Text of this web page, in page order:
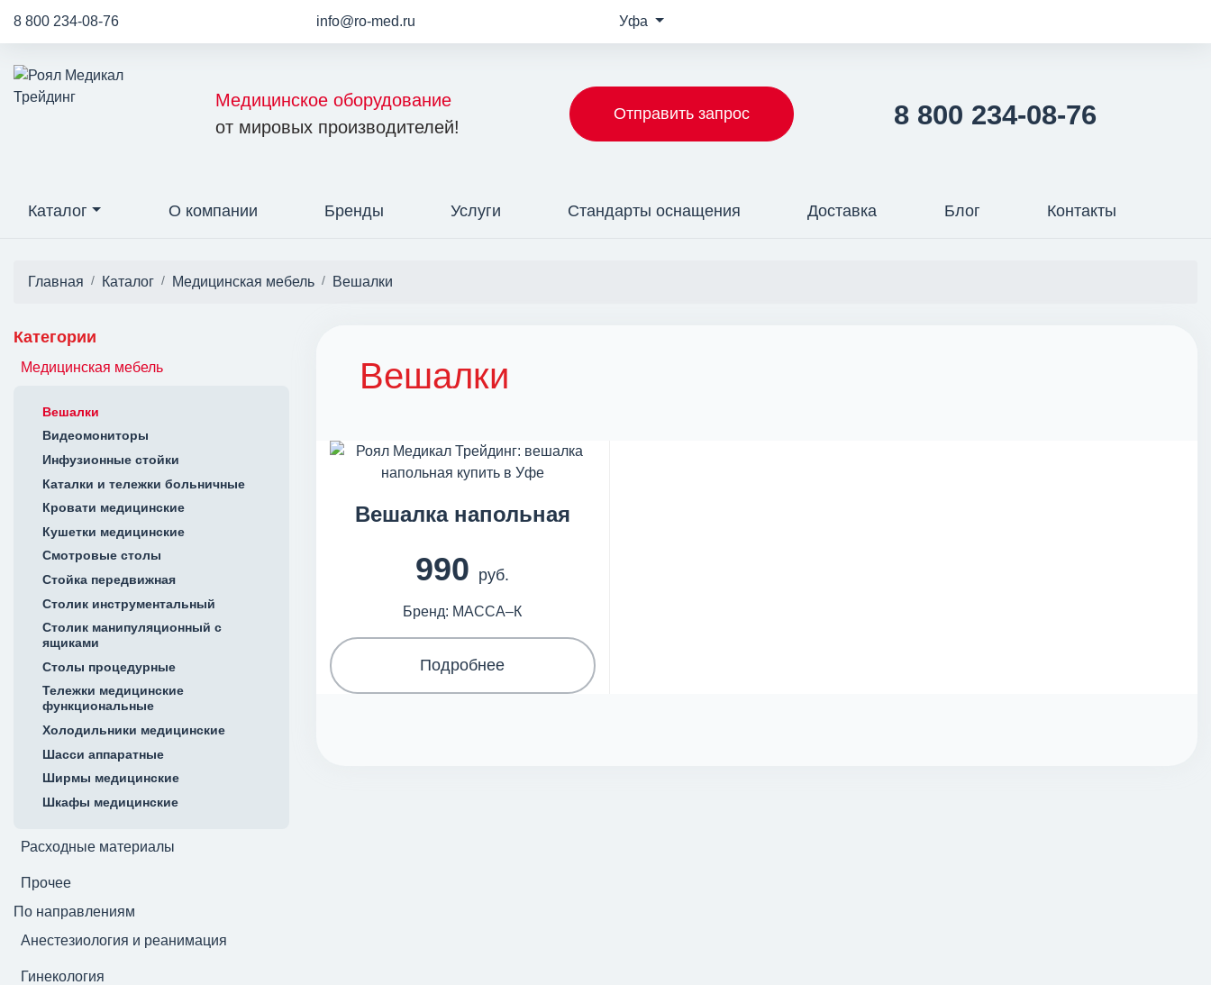
8 800 234-08-76 info@ro-med.ru Уфа
Медицинское оборудование
от мировых производителей!
Отправить запрос 8 800 234-08-76
Каталог О компании Бренды Услуги Стандарты оснащения Доставка Блог Контакты
Главная Каталог Медицинская мебель Вешалки
Категории
Медицинская мебель
Вешалки
Видеомониторы
Инфузионные стойки
Каталки и тележки больничные
Кровати медицинские
Кушетки медицинские
Смотровые столы
Стойка передвижная
Столик инструментальный
Столик манипуляционный с
ящиками
Столы процедурные
Тележки медицинские
функциональные
Холодильники медицинские
Шасси аппаратные
Ширмы медицинские
Шкафы медицинские
Расходные материалы
Прочее
По направлениям
Анестезиология и реанимация
Гинекология
Вешалки
Вешалка напольная
990 руб.
Бренд: МАССА–К
Подробнее